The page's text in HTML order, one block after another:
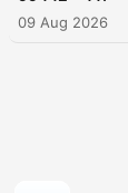
09 Aug 2026